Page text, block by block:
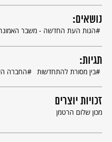
ביאל יצא בהוצאת מכון שלום הרטמן.
נושאים:
הגות העת החדשה - משבר
תגיות:
בין מסורת להתחדשות החברה
זכויות יוצרים
מכון שלום הרטמן